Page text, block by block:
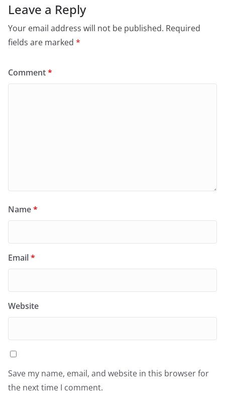
Leave a Reply
Your email address will not be published. Required
fields are marked *
Comment*
Name*
Email*
Website
Save my name, email, and website in this browser for
the next time I comment.